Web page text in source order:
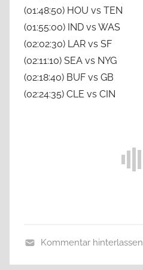
(01:48:50) HOU vs TEN
(01:55:00) IND vs WAS
(02:02:30) LAR vs SF
(02:11:10) SEA vs NYG
(02:18:40) BUF vs GB
(02:24:35) CLE vs CIN
Kommentar hinterlassen